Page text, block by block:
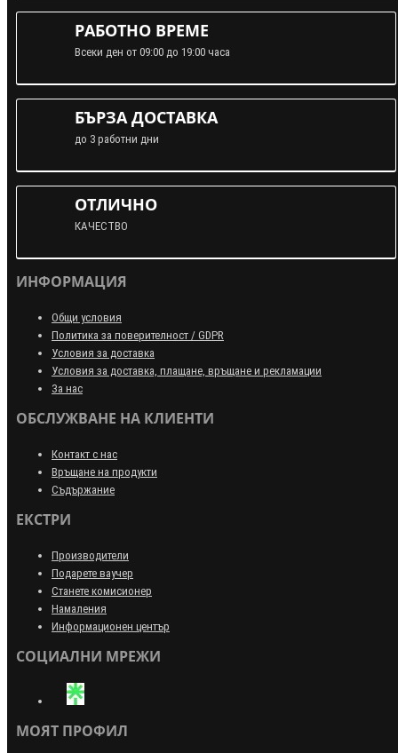
РАБОТНО ВРЕМЕ
Всеки ден от 09:00 до 19:00 часа
БЪРЗА ДОСТАВКА
до 3 работни дни
ОТЛИЧНО
КАЧЕСТВО
ИНФОРМАЦИЯ
Общи условия
Политика за поверителност / GDPR
Условия за доставка
Условия за доставка, плащане, връщане и рекламации
За нас
ОБСЛУЖВАНЕ НА КЛИЕНТИ
Контакт с нас
Връщане на продукти
Съдържание
ЕКСТРИ
Производители
Подарете ваучер
Станете комисионер
Намаления
Информационен център
СОЦИАЛНИ МРЕЖИ
МОЯТ ПРОФИЛ